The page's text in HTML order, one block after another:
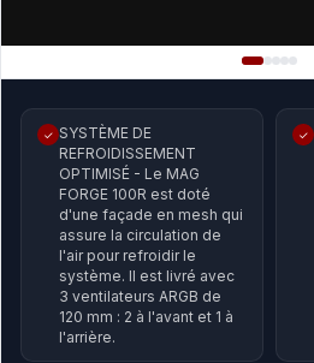
✓ SYSTÈME DE
REFROIDISSEMENT
OPTIMISÉ - Le MAG
FORGE 100R est doté
d'une façade en mesh qui
assure la circulation de
l'air pour refroidir le
système. Il est livré avec
3 ventilateurs ARGB de
120 mm : 2 à l'avant et 1 à
l'arrière.
✓